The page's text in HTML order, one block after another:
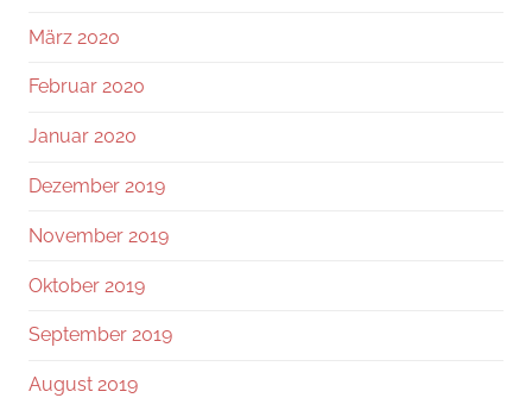
März 2020
Februar 2020
Januar 2020
Dezember 2019
November 2019
Oktober 2019
September 2019
August 2019